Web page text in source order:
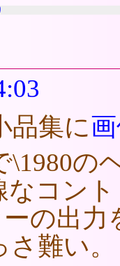
品集に
\1980の
なコン
の出
難い。